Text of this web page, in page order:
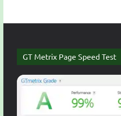
GT Metrix Page Speed Test